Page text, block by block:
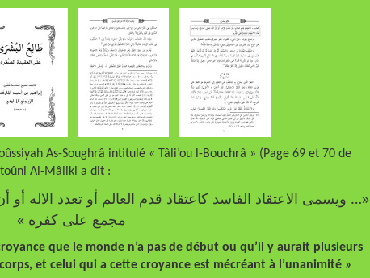
As-Soughrâ intitulé « Tâli’ou l-Bouchrâ » (Page 69 et 70 de
Al-Mâliki a dit :
«… ويسمى الاعتقاد الفاسد كاعتقاد قدم العالم أو تعدد الاله
مجمع على كفره »
que le monde n’a pas de début ou qu’il y aurait plusieurs
et celui qui a cette croyance est mécréant à l’unanimité »